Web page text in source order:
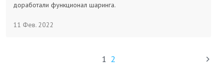
доработали функционал шаринга.
11 Фев. 2022
1 2